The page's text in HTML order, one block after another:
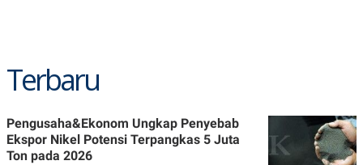
PEMBERITAAN
SIBER
POLICY
Terbaru
Pengusaha&Ekonom Ungkap Penyebab
Ekspor Nikel Potensi Terpangkas 5 Juta
Ton pada 2026